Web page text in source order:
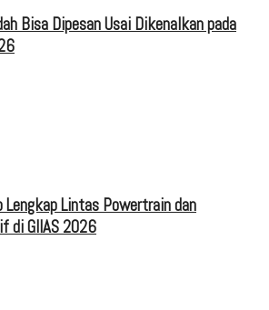
Bisa Dipesan Usai Dikenalkan pada
Lengkap Lintas Powertrain dan
di GIIAS 2026